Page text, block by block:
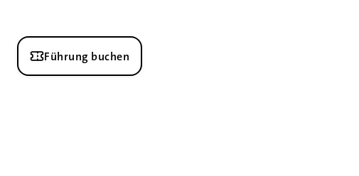
Führung buchen